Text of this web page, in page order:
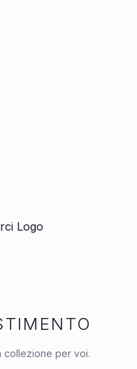
collezione per voi.